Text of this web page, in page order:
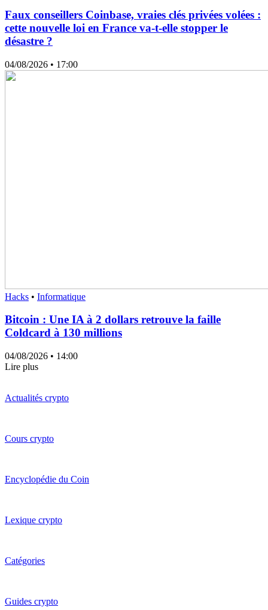
Faux conseillers Coinbase, vraies clés privées volées :
cette nouvelle loi en France va-t-elle stopper le
désastre ?
04/08/2026 • 17:00
Hacks • Informatique
Bitcoin : Une IA à 2 dollars retrouve la faille
Coldcard à 130 millions
04/08/2026 • 14:00
Lire plus
Actualités crypto
Cours crypto
Encyclopédie du Coin
Lexique crypto
Catégories
Guides crypto